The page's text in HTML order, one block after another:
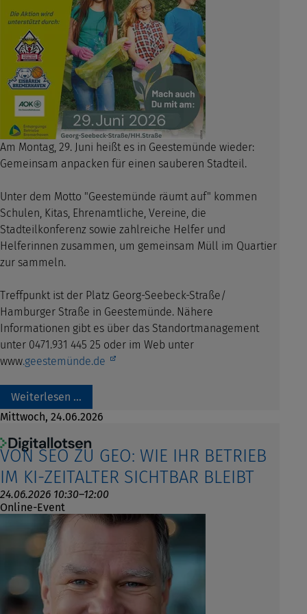
Am Montag, 29. Juni heißt es in Geestemünde wieder:
Gemeinsam anpacken für einen sauberen Stadteil.
Unter dem Motto "Geestemünde räumt auf" kommen
Schulen, Kitas, Ehrenamtliche, Vereine, die
Stadteilkonferenz sowie zahlreiche Helfer und
Helferinnen zusammen, um gemeinsam Müll im Quartier
zur sammeln.
Treffpunkt ist der Platz Georg-Seebeck-Straße/
Hamburger Straße in Geestemünde. Nähere
Informationen gibt es über das Standortmanagement
unter 0471.931 445 25 oder im Web unter
www.geestemünde.de
Weiterlesen …
Mittwoch, 24.06.2026
VON SEO ZU GEO: WIE IHR BETRIEB
IM KI-ZEITALTER SICHTBAR BLEIBT
24.06.2026 10:30–12:00
Online-Event